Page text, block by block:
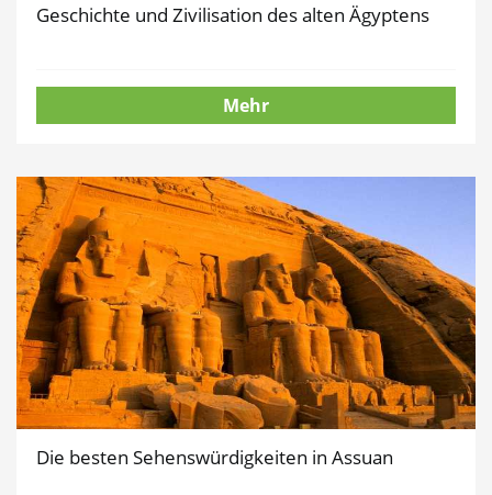
Geschichte und Zivilisation des alten Ägyptens
Mehr
Die besten Sehenswürdigkeiten in Assuan